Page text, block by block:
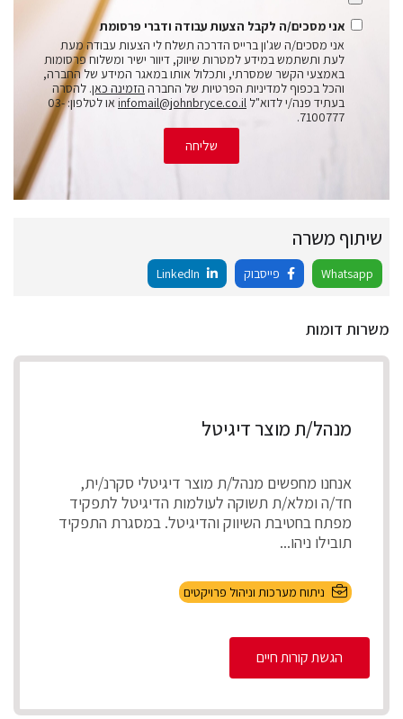
אני מסכים/ה לקבל הצעות עבודה ודברי פרסומת
אני מסכים/ה שג'ון ברייס הדרכה תשלח לי הצעות עבודה מעת
לעת ותשתמש במידע למטרות שיווק, דיוור ישיר ומשלוח פרסומות
באמצעי הקשר שמסרתי, ותכלול אותו במאגר המידע של החברה,
והכל בכפוף למדיניות הפרטיות של החברה הזמינה כאן. להסרה
בעתיד פנה/י לדוא"ל infomail@johnbryce.co.il
או לטלפון: 03-
7100777.
שליחה
שיתוף משרה
Whatsapp פייסבוק
משרות דומות
מנהל/ת מוצר דיגיטל
אנחנו מחפשים מנהל/ת מוצר דיגיטלי סקרנ/ית,
חד/ה ומלא/ת תשוקה לעולמות הדיגיטל לתפקיד
מפתח בחטיבת השיווק והדיגיטל. במסגרת התפקיד
תובילו ניהו...
ניתוח מערכות וניהול פרויקטים
הגשת קורות חיים